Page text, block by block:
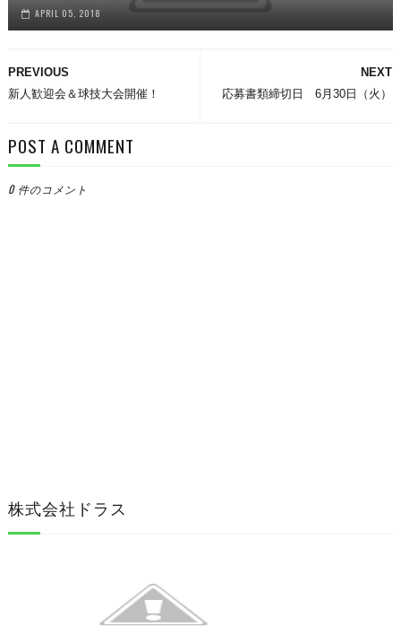
APRIL 05, 2018
NEXT
応募書類締切日 6月30日（火）
PREVIOUS
新人歓迎会＆球技大会開催！
POST A COMMENT
0 件のコメント
株式会社ドラス